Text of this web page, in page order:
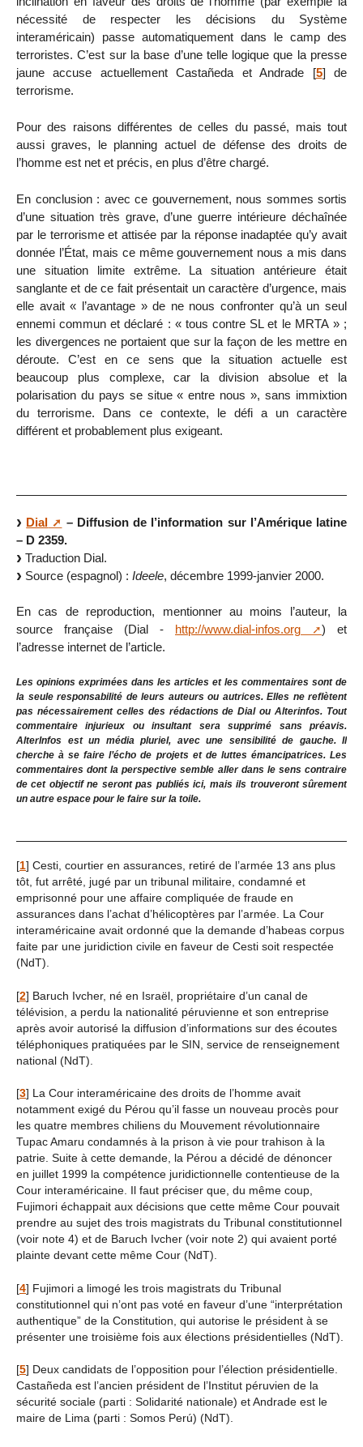
nécessité de respecter les décisions du Système
interaméricain) passe automatiquement dans le camp des
terroristes. C’est sur la base d’une telle logique que la presse
jaune accuse actuellement Castañeda et Andrade [5] de
terrorisme.
Pour des raisons différentes de celles du passé, mais tout
aussi graves, le planning actuel de défense des droits de
l’homme est net et précis, en plus d’être chargé.
En conclusion : avec ce gouvernement, nous sommes sortis
d’une situation très grave, d’une guerre intérieure déchaînée
par le terrorisme et attisée par la réponse inadaptée qu’y avait
donnée l’État, mais ce même gouvernement nous a mis dans
une situation limite extrême. La situation antérieure était
sanglante et de ce fait présentait un caractère d’urgence, mais
elle avait « l’avantage » de ne nous confronter qu’à un seul
ennemi commun et déclaré : « tous contre SL et le MRTA » ;
les divergences ne portaient que sur la façon de les mettre en
déroute. C’est en ce sens que la situation actuelle est
beaucoup plus complexe, car la division absolue et la
polarisation du pays se situe « entre nous », sans immixtion
du terrorisme. Dans ce contexte, le défi a un caractère
différent et probablement plus exigeant.
Dial
– Diffusion de l’information sur l’Amérique latine
– D 2359.
Traduction Dial.
Source (espagnol) : Ideele, décembre 1999-janvier 2000.
En cas de reproduction, mentionner au moins l’auteur, la
source française (Dial - http://www.dial-infos.org
) et
l’adresse internet de l’article.
Les opinions exprimées dans les articles et les commentaires sont de
la seule responsabilité de leurs auteurs ou autrices. Elles ne reflètent
pas nécessairement celles des rédactions de Dial ou Alterinfos. Tout
commentaire injurieux ou insultant sera supprimé sans préavis.
AlterInfos est un média pluriel, avec une sensibilité de gauche. Il
cherche à se faire l’écho de projets et de luttes émancipatrices. Les
commentaires dont la perspective semble aller dans le sens contraire
de cet objectif ne seront pas publiés ici, mais ils trouveront sûrement
un autre espace pour le faire sur la toile.
[1] Cesti, courtier en assurances, retiré de l’armée 13 ans plus
tôt, fut arrêté, jugé par un tribunal militaire, condamné et
emprisonné pour une affaire compliquée de fraude en
assurances dans l’achat d’hélicoptères par l’armée. La Cour
interaméricaine avait ordonné que la demande d’habeas corpus
faite par une juridiction civile en faveur de Cesti soit respectée
(NdT).
[2] Baruch Ivcher, né en Israël, propriétaire d’un canal de
télévision, a perdu la nationalité péruvienne et son entreprise
après avoir autorisé la diffusion d’informations sur des écoutes
téléphoniques pratiquées par le SIN, service de renseignement
national (NdT).
[3] La Cour interaméricaine des droits de l’homme avait
notamment exigé du Pérou qu’il fasse un nouveau procès pour
les quatre membres chiliens du Mouvement révolutionnaire
Tupac Amaru condamnés à la prison à vie pour trahison à la
patrie. Suite à cette demande, la Pérou a décidé de dénoncer
en juillet 1999 la compétence juridictionnelle contentieuse de la
Cour interaméricaine. Il faut préciser que, du même coup,
Fujimori échappait aux décisions que cette même Cour pouvait
prendre au sujet des trois magistrats du Tribunal constitutionnel
(voir note 4) et de Baruch Ivcher (voir note 2) qui avaient porté
plainte devant cette même Cour (NdT).
[4] Fujimori a limogé les trois magistrats du Tribunal
constitutionnel qui n’ont pas voté en faveur d’une “interprétation
authentique” de la Constitution, qui autorise le président à se
présenter une troisième fois aux élections présidentielles (NdT).
[5] Deux candidats de l’opposition pour l’élection présidentielle.
Castañeda est l’ancien président de l’Institut péruvien de la
sécurité sociale (parti : Solidarité nationale) et Andrade est le
maire de Lima (parti : Somos Perú) (NdT).